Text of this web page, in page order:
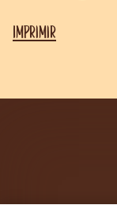
Imprimir